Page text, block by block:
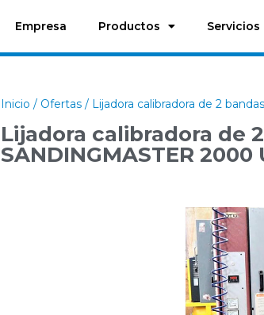
Empresa Productos Servicios
Inicio / Ofertas / Lijadora calibradora de 2
Lijadora calibradora de
SANDINGMASTER 2000